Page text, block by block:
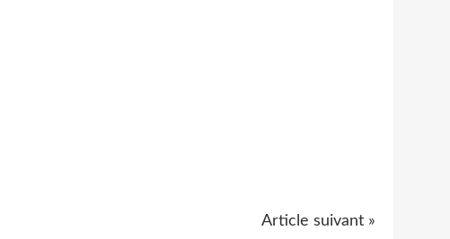
Article suivant »